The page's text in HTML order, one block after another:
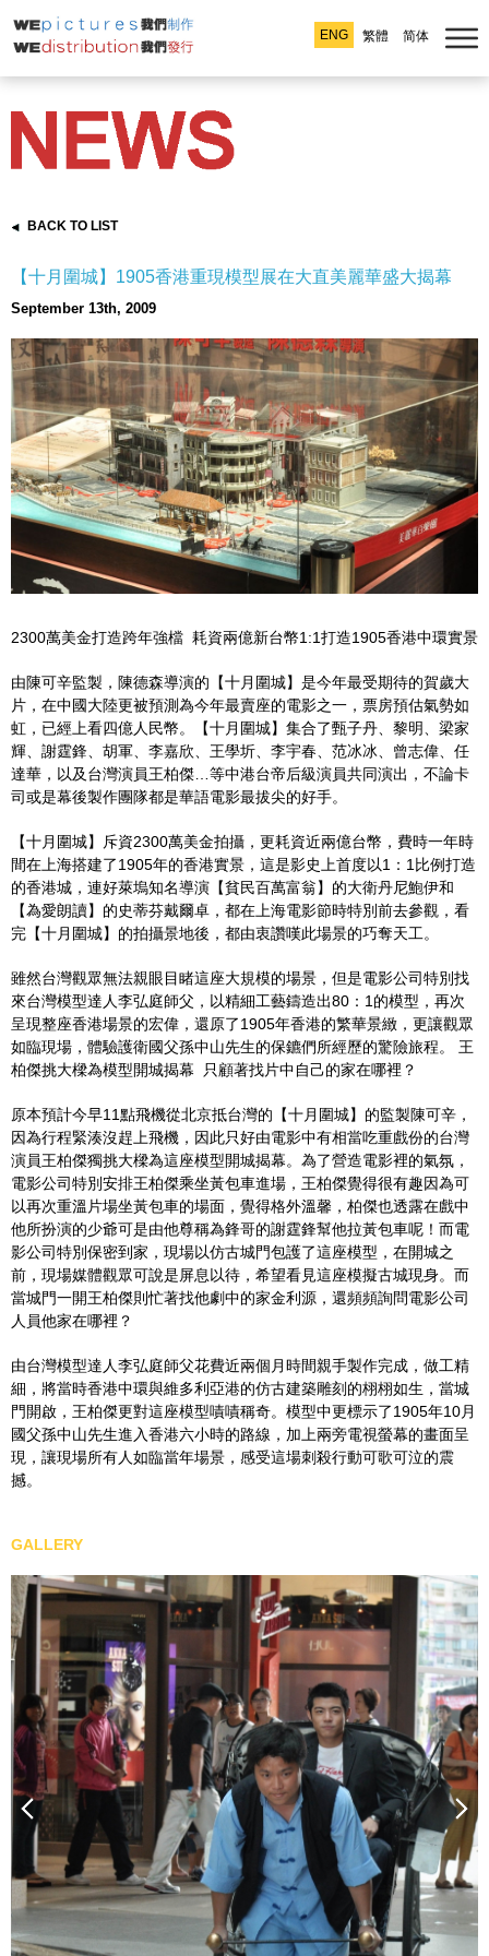
ENG 繁體 简体
BACK TO LIST
【十月圍城】1905香港重現模型展在大直美麗華盛大揭幕
September 13th, 2009
2300萬美金打造跨年強檔 耗資兩億新台幣1:1打造1905香港中環實景
由陳可辛監製，陳德森導演的【十月圍城】是今年最受期待的賀歲大
片，在中國大陸更被預測為今年最賣座的電影之一，票房預估氣勢如
虹，已經上看四億人民幣。【十月圍城】集合了甄子丹、黎明、梁家
輝、謝霆鋒、胡軍、李嘉欣、王學圻、李宇春、范冰冰、曾志偉、任
達華，以及台灣演員王柏傑…等中港台帝后級演員共同演出，不論卡
司或是幕後製作團隊都是華語電影最拔尖的好手。
【十月圍城】斥資2300萬美金拍攝，更耗資近兩億台幣，費時一年時
間在上海搭建了1905年的香港實景，這是影史上首度以1：1比例打造
的香港城，連好萊塢知名導演【貧民百萬富翁】的大衛丹尼鮑伊和
【為愛朗讀】的史蒂芬戴爾卓，都在上海電影節時特別前去參觀，看
完【十月圍城】的拍攝景地後，都由衷讚嘆此場景的巧奪天工。
雖然台灣觀眾無法親眼目睹這座大規模的場景，但是電影公司特別找
來台灣模型達人李弘庭師父，以精細工藝鑄造出80：1的模型，再次
呈現整座香港場景的宏偉，還原了1905年香港的繁華景緻，更讓觀眾
如臨現場，體驗護衛國父孫中山先生的保鑣們所經歷的驚險旅程。 王
柏傑挑大樑為模型開城揭幕 只顧著找片中自己的家在哪裡？
原本預計今早11點飛機從北京抵台灣的【十月圍城】的監製陳可辛，
因為行程緊湊沒趕上飛機，因此只好由電影中有相當吃重戲份的台灣
演員王柏傑獨挑大樑為這座模型開城揭幕。為了營造電影裡的氣氛，
電影公司特別安排王柏傑乘坐黃包車進場，王柏傑覺得很有趣因為可
以再次重溫片場坐黃包車的場面，覺得格外溫馨，柏傑也透露在戲中
他所扮演的少爺可是由他尊稱為鋒哥的謝霆鋒幫他拉黃包車呢！而電
影公司特別保密到家，現場以仿古城門包護了這座模型，在開城之
前，現場媒體觀眾可說是屏息以待，希望看見這座模擬古城現身。而
當城門一開王柏傑則忙著找他劇中的家金利源，還頻頻詢問電影公司
人員他家在哪裡？
由台灣模型達人李弘庭師父花費近兩個月時間親手製作完成，做工精
細，將當時香港中環與維多利亞港的仿古建築雕刻的栩栩如生，當城
門開啟，王柏傑更對這座模型嘖嘖稱奇。模型中更標示了1905年10月
國父孫中山先生進入香港六小時的路線，加上兩旁電視螢幕的畫面呈
現，讓現場所有人如臨當年場景，感受這場刺殺行動可歌可泣的震
撼。
GALLERY